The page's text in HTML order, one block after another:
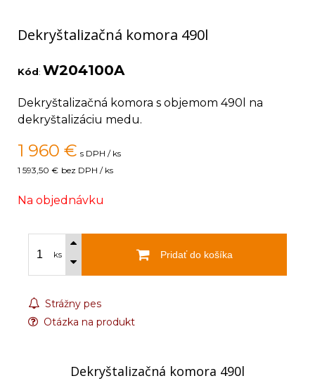
Dekryštalizačná komora 490l
Kód: W204100A
Dekryštalizačná komora s objemom 490l na
dekryštalizáciu medu.
1 960 € s DPH / ks
1 593,50 € bez DPH / ks
Na objednávku
ks Pridať do košíka
Strážny pes
Otázka na produkt
Dekryštalizačná komora 490l